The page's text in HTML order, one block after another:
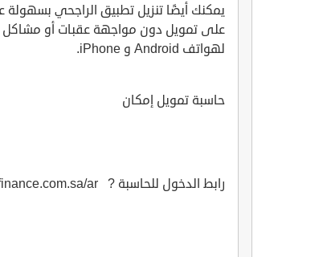
يمكنك أيضًا تنزيل تطبيق الراجحي
على تمويل دون مواجهة عقبات أو مشاكل
لهواتف Android و iPhone.
حاسبة تمويل إمكان
رابط الدخول للحاسبة ? https://www.emkanfinance.com.sa/ar